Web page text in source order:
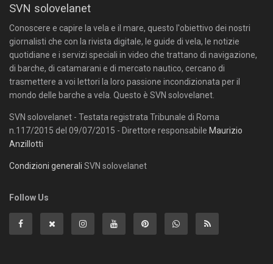
SVN solovelanet
Conoscere e capire la vela e il mare, questo l'obiettivo dei nostri
giornalisti che con la rivista digitale, le guide di vela, le notizie
quotidiane e i servizi speciali in video che trattano di navigazione,
di barche, di catamarani e di mercato nautico, cercano di
trasmettere a voi lettori la loro passione incondizionata per il
mondo delle barche a vela. Questo è SVN solovelanet.
SVN solovelanet - Testata registrata Tribunale di Roma
n.117/2015 del 09/07/2015 - Direttore responsabile Maurizio
Anzillotti
Condizioni generali SVN solovelanet
Follow Us